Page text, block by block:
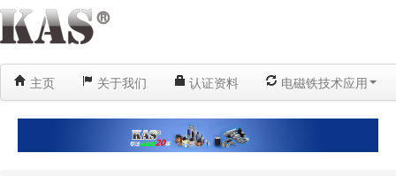
主页 关于我们 认证资料 电磁铁技术应用